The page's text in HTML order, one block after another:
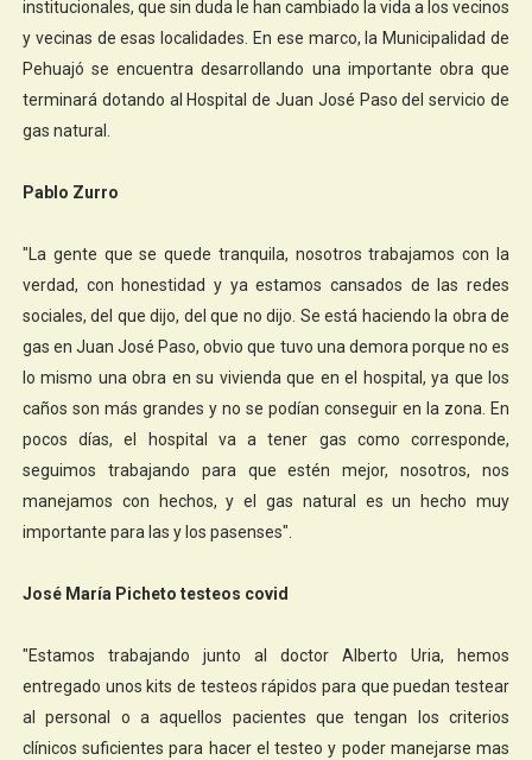
institucionales, que sin duda le han cambiado la vida a los vecinos
y vecinas de esas localidades. En ese marco, la Municipalidad de
Pehuajó se encuentra desarrollando una importante obra que
terminará dotando al Hospital de Juan José Paso del servicio de
gas natural.
Pablo Zurro
"La gente que se quede tranquila, nosotros trabajamos con la
verdad, con honestidad y ya estamos cansados de las redes
sociales, del que dijo, del que no dijo. Se está haciendo la obra de
gas en Juan José Paso, obvio que tuvo una demora porque no es
lo mismo una obra en su vivienda que en el hospital, ya que los
caños son más grandes y no se podían conseguir en la zona. En
pocos días, el hospital va a tener gas como corresponde,
seguimos trabajando para que estén mejor, nosotros, nos
manejamos con hechos, y el gas natural es un hecho muy
importante para las y los pasenses".
José María Picheto testeos covid
"Estamos trabajando junto al doctor Alberto Uria, hemos
entregado unos kits de testeos rápidos para que puedan testear
al personal o a aquellos pacientes que tengan los criterios
clínicos suficientes para hacer el testeo y poder manejarse mas